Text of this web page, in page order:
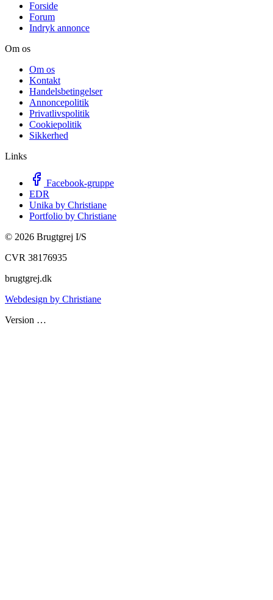
Forside
Forum
Indryk annonce
Om os
Om os
Kontakt
Handelsbetingelser
Annoncepolitik
Privatlivspolitik
Cookiepolitik
Sikkerhed
Links
Facebook-gruppe
EDR
Unika by Christiane
Portfolio by Christiane
© 2026 Brugtgrej I/S
CVR 38176935
brugtgrej.dk
Webdesign by Christiane
Version …